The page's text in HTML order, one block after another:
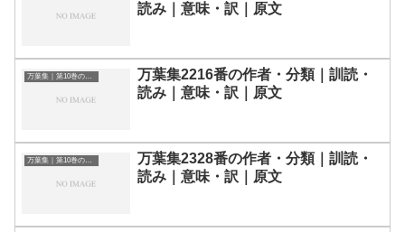
読み｜意味・訳｜原文
万葉集｜第10巻の和歌一覧
万葉集2216番の作者・分類｜訓読・
読み｜意味・訳｜原文
万葉集｜第10巻の和歌一覧
万葉集2328番の作者・分類｜訓読・
読み｜意味・訳｜原文